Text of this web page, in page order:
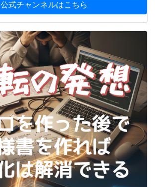
公式チャンネルはこちら